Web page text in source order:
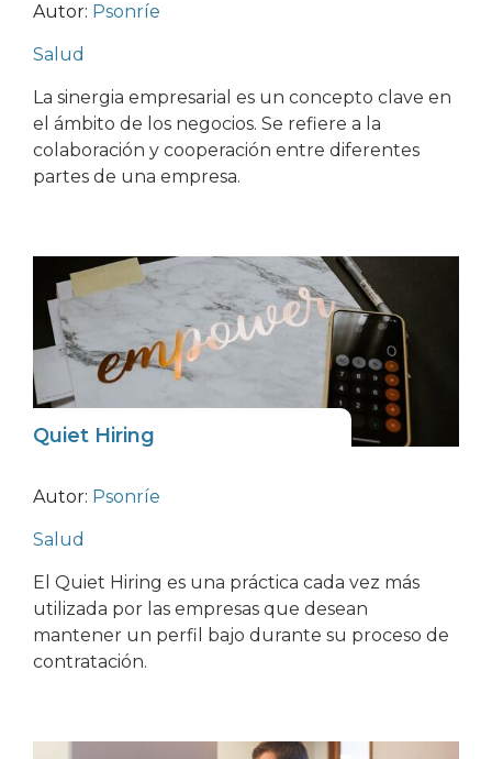
Autor: Psonríe
Salud
La sinergia empresarial es un concepto clave en
el ámbito de los negocios. Se refiere a la
colaboración y cooperación entre diferentes
partes de una empresa.
Quiet Hiring
Autor: Psonríe
Salud
El Quiet Hiring es una práctica cada vez más
utilizada por las empresas que desean
mantener un perfil bajo durante su proceso de
contratación.